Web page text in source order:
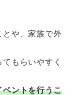
とや、家族で外
もらいやすく
ベントを行うこ